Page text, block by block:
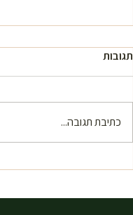
ממש מעבר לעיר
תגובות
כתיבת תגובה...